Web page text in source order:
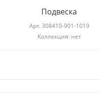
Подвеска
Арт. 308410-901-1019
Коллекция: нет